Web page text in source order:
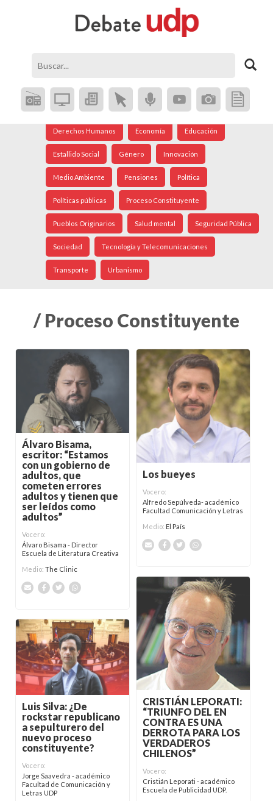
Coronavirus Crisis Social Democracia
Derechos Humanos Economía Educación
Estallido Social Género Innovación
Medio Ambiente Pensiones Política
Políticas públicas Proceso Constituyente
Pueblos Originarios Salud mental Seguridad Pública
Sociedad Tecnología y Telecomunicaciones
Transporte Urbanismo
/ Proceso Constituyente
Álvaro Bisama,
escritor: “Estamos
con un gobierno de
adultos, que
cometen errores
adultos y tienen que
ser leídos como
adultos”
Vocero:
Álvaro Bisama - Director
Escuela de Literatura Creativa
Medio: The Clinic
Los bueyes
Vocero:
Alfredo Sepúlveda- académico
Facultad Comunicación y Letras
Medio: El País
CRISTIÁN LEPORATI:
“TRIUNFO DEL EN
CONTRA ES UNA
DERROTA PARA LOS
VERDADEROS
CHILENOS”
Vocero:
Cristián Leporati - académico
Escuela de Publicidad UDP.
Luis Silva: ¿De
rockstar republicano
a sepulturero del
nuevo proceso
constituyente?
Vocero:
Jorge Saavedra - académico
Facultad de Comunicación y
Letras UDP